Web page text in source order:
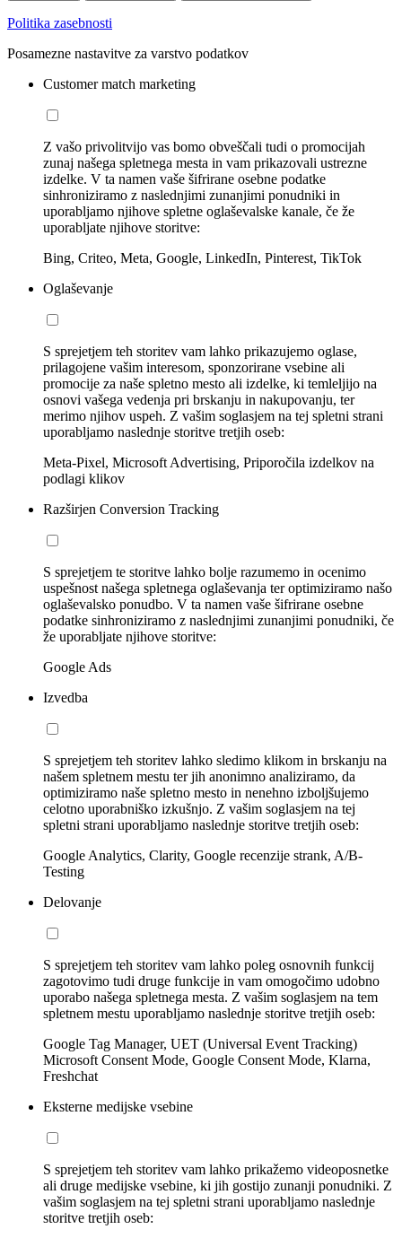
Politika zasebnosti
Posamezne nastavitve za varstvo podatkov
Customer match marketing
Z vašo privolitvijo vas bomo obveščali tudi o promocijah
zunaj našega spletnega mesta in vam prikazovali ustrezne
izdelke. V ta namen vaše šifrirane osebne podatke
sinhroniziramo z naslednjimi zunanjimi ponudniki in
uporabljamo njihove spletne oglaševalske kanale, če že
uporabljate njihove storitve:
Bing, Criteo, Meta, Google, LinkedIn, Pinterest, TikTok
Oglaševanje
S sprejetjem teh storitev vam lahko prikazujemo oglase,
prilagojene vašim interesom, sponzorirane vsebine ali
promocije za naše spletno mesto ali izdelke, ki temleljijo na
osnovi vašega vedenja pri brskanju in nakupovanju, ter
merimo njihov uspeh. Z vašim soglasjem na tej spletni strani
uporabljamo naslednje storitve tretjih oseb:
Meta-Pixel, Microsoft Advertising, Priporočila izdelkov na
podlagi klikov
Razširjen Conversion Tracking
S sprejetjem te storitve lahko bolje razumemo in ocenimo
uspešnost našega spletnega oglaševanja ter optimiziramo našo
oglaševalsko ponudbo. V ta namen vaše šifrirane osebne
podatke sinhroniziramo z naslednjimi zunanjimi ponudniki, če
že uporabljate njihove storitve:
Google Ads
Izvedba
S sprejetjem teh storitev lahko sledimo klikom in brskanju na
našem spletnem mestu ter jih anonimno analiziramo, da
optimiziramo naše spletno mesto in nenehno izboljšujemo
celotno uporabniško izkušnjo. Z vašim soglasjem na tej
spletni strani uporabljamo naslednje storitve tretjih oseb:
Google Analytics, Clarity, Google recenzije strank, A/B-
Testing
Delovanje
S sprejetjem teh storitev vam lahko poleg osnovnih funkcij
zagotovimo tudi druge funkcije in vam omogočimo udobno
uporabo našega spletnega mesta. Z vašim soglasjem na tem
spletnem mestu uporabljamo naslednje storitve tretjih oseb:
Google Tag Manager, UET (Universal Event Tracking)
Microsoft Consent Mode, Google Consent Mode, Klarna,
Freshchat
Eksterne medijske vsebine
S sprejetjem teh storitev vam lahko prikažemo videoposnetke
ali druge medijske vsebine, ki jih gostijo zunanji ponudniki. Z
vašim soglasjem na tej spletni strani uporabljamo naslednje
storitve tretjih oseb: